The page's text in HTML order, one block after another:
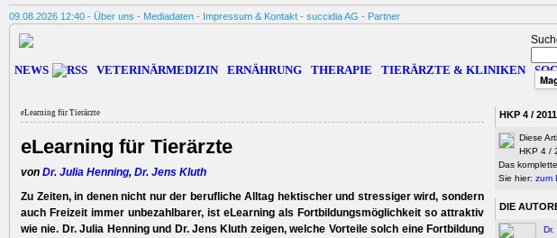
09.08.2026 12:40 - Über uns - Mediadaten - Impressum & Kontakt - succidia AG - Partner
NEWS VETERINÄRMEDIZIN ERNÄHRUNG THERAPIE TIERÄRZTE & KLINIKEN
eLearning für Tierärzte
eLearning für Tierärzte
von Dr. Julia Henning, Dr. Jens Kluth
Zu Zeiten, in denen nicht nur der berufliche Alltag hektischer und stressiger wird, sondern
auch Freizeit immer unbezahlbarer, ist eLearning als Fortbildungsmöglichkeit so attraktiv
wie nie. Dr. Julia Henning und Dr. Jens Kluth zeigen, welche Vorteile solch eine Fortbildung
HKP 4 / 2011
Diese
HKP 4 /
Das
Sie hier: zum
DIE
Dr.